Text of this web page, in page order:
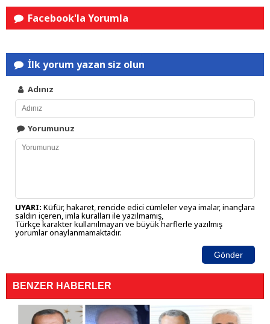
Facebook'la Yorumla
İlk yorum yazan siz olun
Adınız
Yorumunuz
UYARI: Küfür, hakaret, rencide edici cümleler veya imalar, inançlara
saldırı içeren, imla kuralları ile yazılmamış,
Türkçe karakter kullanılmayan ve büyük harflerle yazılmış
yorumlar onaylanmamaktadır.
Gönder
BENZER HABERLER